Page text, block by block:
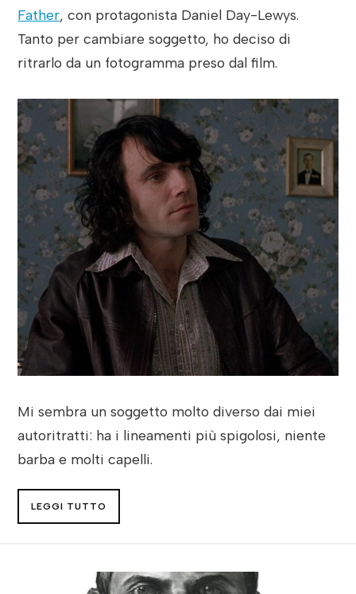
Father, con protagonista Daniel Day-Lewys.
Tanto per cambiare soggetto, ho deciso di
ritrarlo da un fotogramma preso dal film.
Mi sembra un soggetto molto diverso dai miei
autoritratti: ha i lineamenti più spigolosi, niente
barba e molti capelli.
LEGGI TUTTO